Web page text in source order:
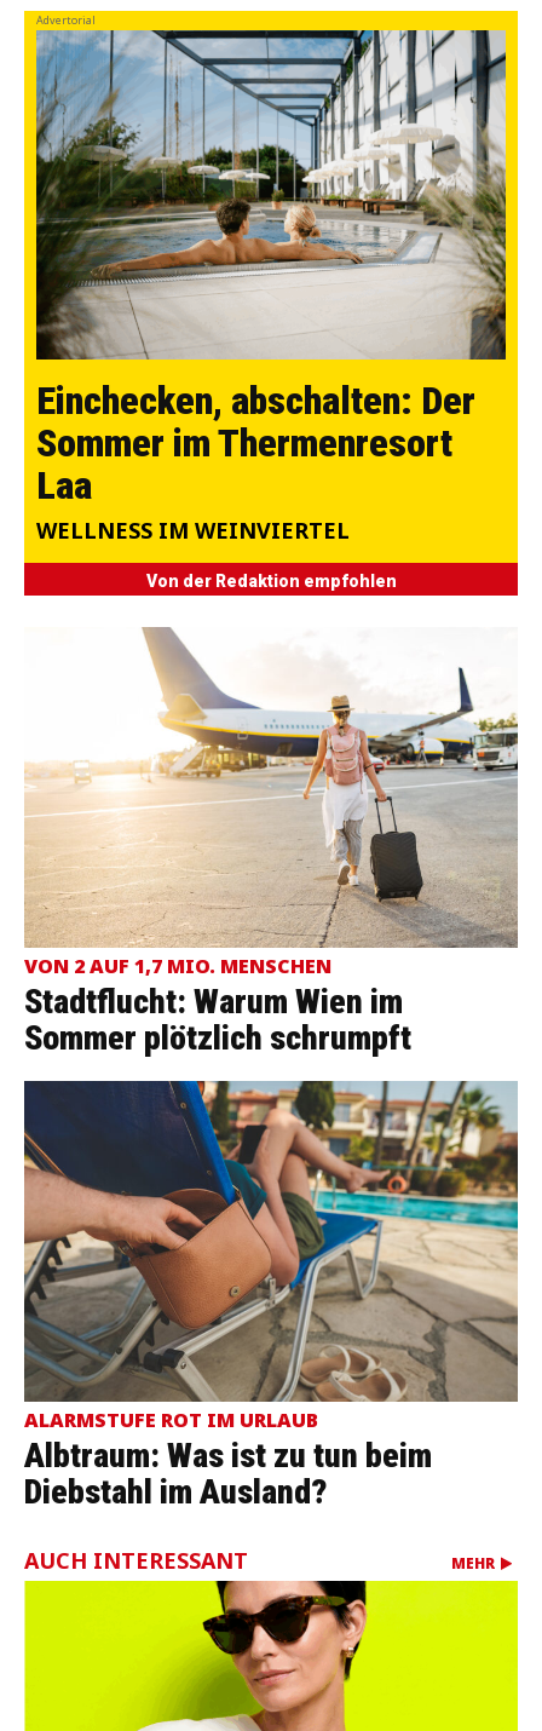
Advertorial
Einchecken, abschalten: Der
Sommer im Thermenresort
Laa
WELLNESS IM WEINVIERTEL
Von der Redaktion empfohlen
VON 2 AUF 1,7 MIO. MENSCHEN
Stadtflucht: Warum Wien im
Sommer plötzlich schrumpft
ALARMSTUFE ROT IM URLAUB
Albtraum: Was ist zu tun beim
Diebstahl im Ausland?
AUCH INTERESSANT MEHR